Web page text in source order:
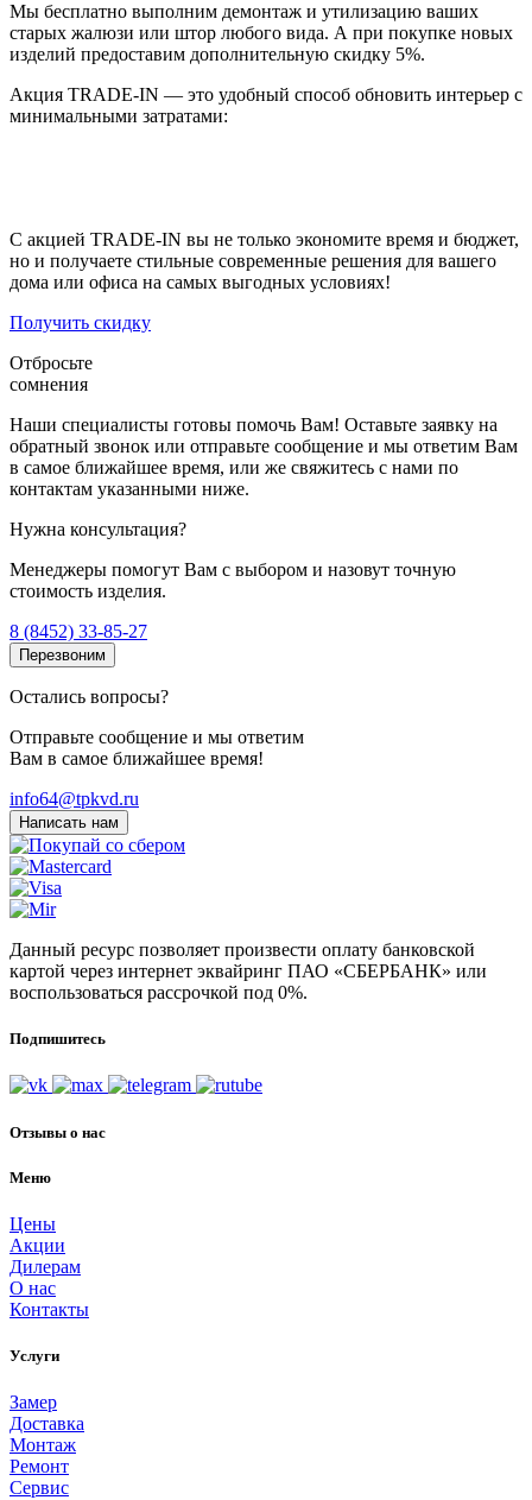
Мы бесплатно выполним демонтаж и утилизацию ваших
старых жалюзи или штор любого вида. А при покупке новых
изделий предоставим дополнительную скидку 5%.
Акция TRADE-IN — это удобный способ обновить интерьер с
минимальными затратами:
С акцией TRADE-IN вы не только экономите время и бюджет,
но и получаете стильные современные решения для вашего
дома или офиса на самых выгодных условиях!
Получить скидку
Отбросьте
сомнения
Наши специалисты готовы помочь Вам! Оставьте заявку на
обратный звонок или отправьте сообщение и мы ответим Вам
в самое ближайшее время, или же свяжитесь с нами по
контактам указанными ниже.
Нужна консультация?
Менеджеры помогут Вам с выбором и назовут точную
стоимость изделия.
8 (8452) 33-85-27
Перезвоним
Остались вопросы?
Отправьте сообщение и мы ответим
Вам в самое ближайшее время!
info64@tpkvd.ru
Написать нам
Данный ресурс позволяет произвести оплату банковской
картой через интернет эквайринг ПАО «СБЕРБАНК» или
воспользоваться рассрочкой под 0%.
Подпишитесь
Отзывы о нас
Меню
Цены
Акции
Дилерам
О нас
Контакты
Услуги
Замер
Доставка
Монтаж
Ремонт
Сервис